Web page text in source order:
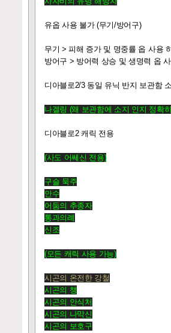
유옵 사용 불가 (무기/방어구)
무기 > 피해 증가 및 명중률 옵 사용
방어구 > 방어력 상승 및 생명력 옵
디아블로2/3 동일 유닉 반지 보관함
나겔링 (왜 보관함에 소지 인지 정확
디아블로2 캐릭 전용
(사도 어쎄신 전용)
구슬 묵주
안수
어둠의 추종자
통과의례
신조
(모든 캐릭 사용 가능)
시곤의 온전한 강철
시곤의 챙
시곤의 안식처
시곤의 나막신
시곤의 보호구